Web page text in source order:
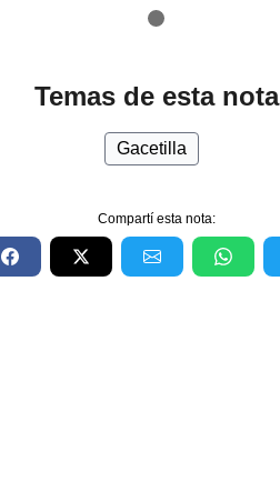
Temas de esta nota
Gacetilla
Compartí esta nota: